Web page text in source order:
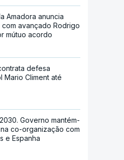
Amadora anuncia
com avançado Rodrigo
mútuo acordo
defesa
Mario Climent até
Governo mantém-
co-organização com
e Espanha